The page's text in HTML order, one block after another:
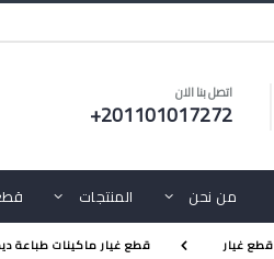
اتصل بنا الان
+201101017272
من نحن المنتجات
قطع غيار قطع غيار ماكينات طباعة